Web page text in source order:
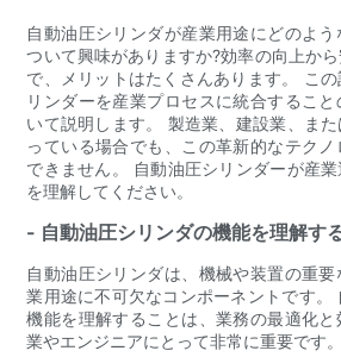
自動油圧シリンダが産業用途にどのよ
ついて興味がありますか?効率の向上か
で、メリットはたくさんあります。 こ
リンダーを産業プロセスに統合するこ
いて説明します。 製造業、建設業、ま
っている場合でも、この革新的なテク
できません。 自動油圧シリンダーが産
を理解してください。
- 自動油圧シリンダの機能を理解す
自動油圧シリンダは、機械や装置の重
業用途に不可欠なコンポーネントです。
機能を理解することは、業務の最適化
業やエンジニアにとって非常に重要です。